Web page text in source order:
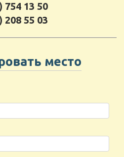
754 13 50
208 55 03
место